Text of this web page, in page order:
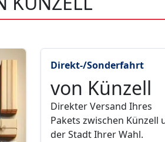
Direkt-/Sonderfahrt
von Künzell
Direkter Versand Ihres
Pakets zwischen Künzell
der Stadt Ihrer Wahl.